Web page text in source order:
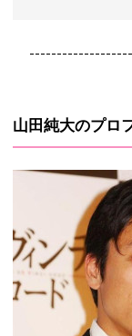
山田純大のプロ